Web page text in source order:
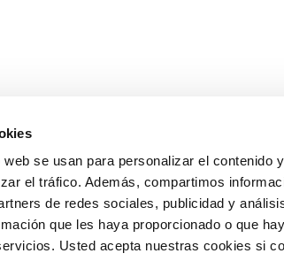
se usan para personalizar el contenido
el tráfico. Además, compartimos
de redes sociales, publicidad y
que les haya proporcionado o que
Usted acepta nuestras cookies si